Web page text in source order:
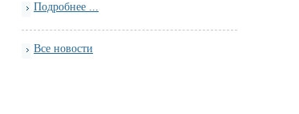
Подробнее ...
Все новости